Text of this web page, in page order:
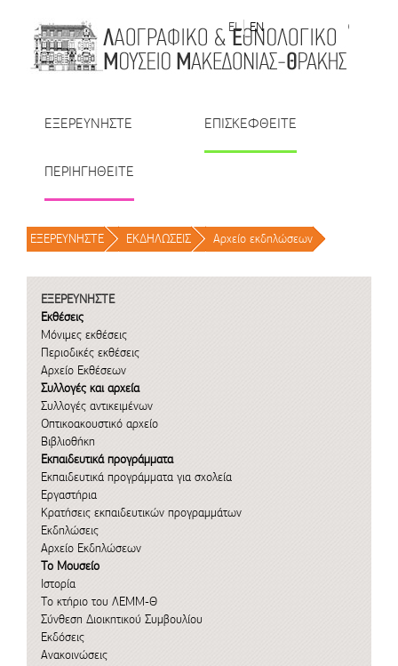
EL
EN | TR | BU | RO
ΕΞΕΡΕΥΝΗΣΤΕ ΕΠΙΣΚΕΦΘΕΙΤΕ
ΠΕΡΙΗΓΗΘΕΙΤΕ
ΕΞΕΡΕΥΝΗΣΤΕ / ΕΚΔΗΛΩΣΕΙΣ / Αρχείο εκδηλώσεων /
ΕΞΕΡΕΥΝΗΣΤΕ
Εκθέσεις
Μόνιμες εκθέσεις
Περιοδικές εκθέσεις
Αρχείο Εκθέσεων
Συλλογές και αρχεία
Συλλογές αντικειμένων
Οπτικοακουστικό αρχείο
Βιβλιοθήκη
Εκπαιδευτικά προγράμματα
Εκπαιδευτικά προγράμματα για σχολεία
Εργαστήρια
Κρατήσεις εκπαιδευτικών προγραμμάτων
Εκδηλώσεις
Αρχείο Εκδηλώσεων
Το Μουσείο
Ιστορία
Το κτήριο του ΛΕΜΜ-Θ
Σύνθεση Διοικητικού Συμβουλίου
Εκδόσεις
Ανακοινώσεις